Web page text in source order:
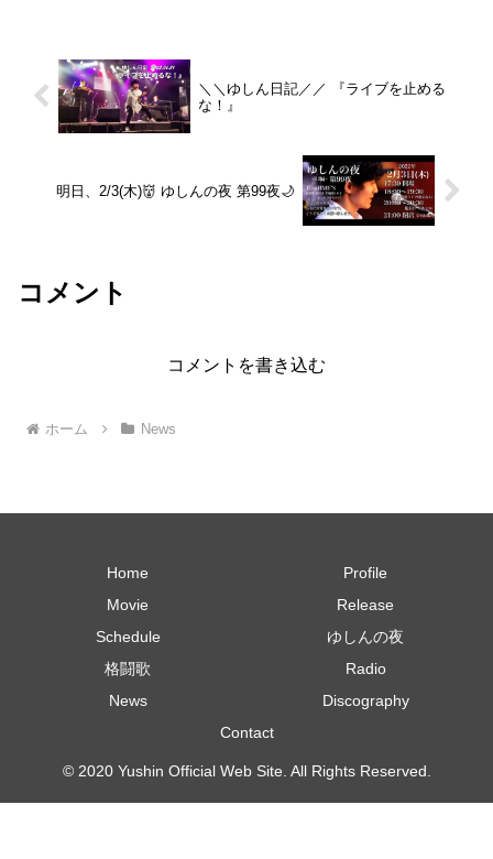
＼＼ゆしん日記／／ 『ライブを止める
な！』
明日、2/3(木)👹 ゆしんの夜 第99夜🌙
コメント
コメントを書き込む
ホーム News
Home
Profile
Movie
Release
Schedule
ゆしんの夜
格闘歌
Radio
News
Discography
Contact
© 2020 Yushin Official Web Site. All Rights Reserved.